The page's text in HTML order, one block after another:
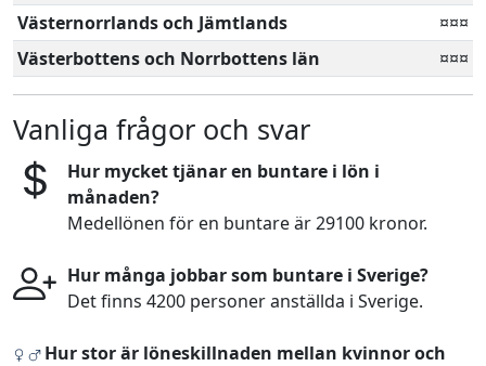
Västernorrlands och Jämtlands
¤¤¤
Västerbottens och Norrbottens län
¤¤¤
Vanliga frågor och svar
Hur mycket tjänar en buntare i lön i
månaden?
Medellönen för en buntare är 29100 kronor.
Hur många jobbar som buntare i Sverige?
Det finns 4200 personer anställda i Sverige.
Hur stor är löneskillnaden mellan kvinnor och